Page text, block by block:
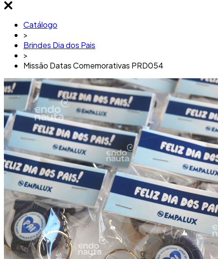
Catálogo
>
Brindes Dia dos Pais
>
Missão Datas Comemorativas PRD054